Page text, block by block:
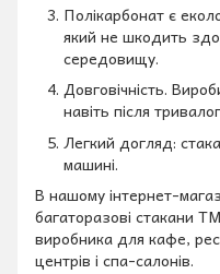
Полікарбонат є
який не шкодить
середовищу.
Довговічність.
навіть після
Легкий догляд:
машині.
В нашому інтернет-
багаторазові стакани
виробника для кафе,
центрів і спа-салонів.